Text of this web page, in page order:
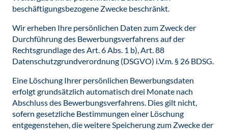
beschäftigungsbezogene Zwecke beschränkt.
Wir erheben Ihre persönlichen Daten zum Zweck der
Durchführung des Bewerbungsverfahrens auf der
Rechtsgrundlage des Art. 6 Abs. 1 b), Art. 88
Datenschutzgrundverordnung (DSGVO) i.V.m. § 26 BDSG.
Eine Löschung Ihrer persönlichen Bewerbungsdaten
erfolgt grundsätzlich automatisch drei Monate nach
Abschluss des Bewerbungsverfahrens. Dies gilt nicht,
sofern gesetzliche Bestimmungen einer Löschung
entgegenstehen, die weitere Speicherung zum Zwecke der